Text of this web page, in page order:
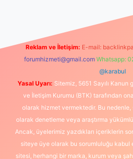
Reklam ve İletişim: E-mail:
forumhizmeti@gmail.com Whatsapp:
@karabul
Yasal Uyarı: Sitemiz, 5651 Sayılı
ve İletişim Kurumu (BTK) tarafından
olarak hizmet vermektedir. Bu
olarak denetleme veya araştırma
Ancak, üyelerimiz yazdıkları içeriklerin
siteye üye olarak bu sorumluluğu kabul
sitesi, herhangi bir marka, kurum veya